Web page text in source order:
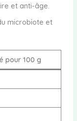
et anti-âge.
microbiote et
pour 100 g